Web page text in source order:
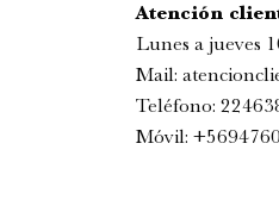
Atención
Lunes a jueves
Mail:
Teléfono:
Móvil: